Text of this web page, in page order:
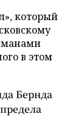
который
в этом
Бернда